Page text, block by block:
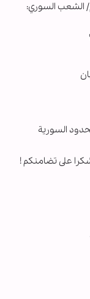
الشعب السوري:
السورية
على تضامنكم !